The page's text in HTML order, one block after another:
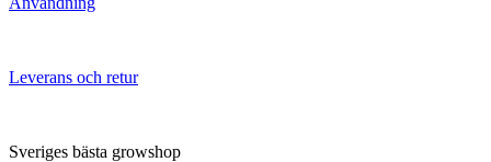
Leverans och retur
Sveriges bästa growshop